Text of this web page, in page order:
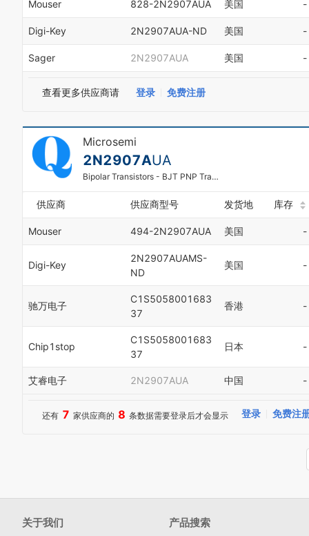
Mouser 828-2N2907AUA 美国 -
Digi-Key 2N2907AUA-ND 美国 -
Sager 2N2907AUA 美国 -
查看更多供应商请 登录 免费注册
Microsemi
2N2907AUA
Bipolar Transistors - BJT PNP Transistor
供应商 供应商型号 发货地 库存
Mouser 494-2N2907AUA 美国 -
Digi-Key
2N2907AUAMS-
ND
美国 -
驰万电子
C1S5058001683
37
香港 -
Chip1stop
C1S5058001683
37
日本 -
艾睿电子 2N2907AUA 中国 -
还有 7 家供应商的 8 条数据需要登录后才会显示 登录 免费注
关于我们 产品搜索